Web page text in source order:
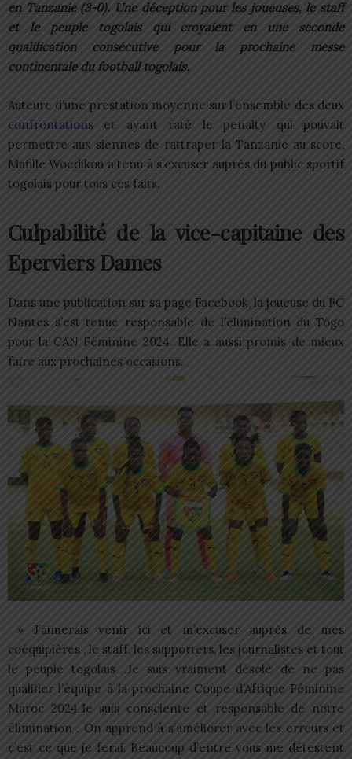
en Tanzanie (3-0). Une déception pour les joueuses, le staff
et le peuple togolais qui croyaient en une seconde
qualification consécutive pour la prochaine messe
continentale du football togolais.
Auteure d’une prestation moyenne sur l’ensemble des deux
confrontations et ayant raté le penalty qui pouvait
permettre aux siennes de rattraper la Tanzanie au score,
Mafille Woedikou a tenu à s’excuser auprès du public sportif
togolais pour tous ces faits.
Culpabilité de la vice-capitaine des
Eperviers Dames
Dans une publication sur sa page Facebook, la joueuse du FC
Nantes s’est tenue responsable de l’élimination du Togo
pour la CAN Féminine 2024. Elle a aussi promis de mieux
faire aux prochaines occasions.
» J’aimerais venir ici et m’excuser auprès de mes
coéquipières , le staff, les supporters, les journalistes et tout
le peuple togolais .Je suis vraiment désolé de ne pas
qualifier l’équipe à la prochaine Coupe d’Afrique Féminine
Maroc 2024.Je suis consciente et responsable de notre
élimination . On apprend à s’améliorer avec les erreurs et
c’est ce que je ferai. Beaucoup d’entre vous me détestent